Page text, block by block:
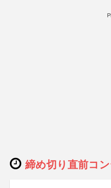
締め切り直前コ